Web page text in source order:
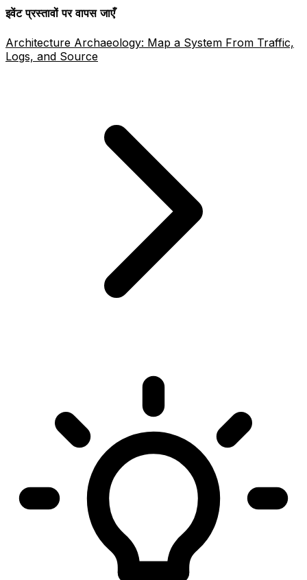
इवेंट प्रस्तावों पर वापस जाएँ
Architecture Archaeology: Map a System From Traffic,
Logs, and Source